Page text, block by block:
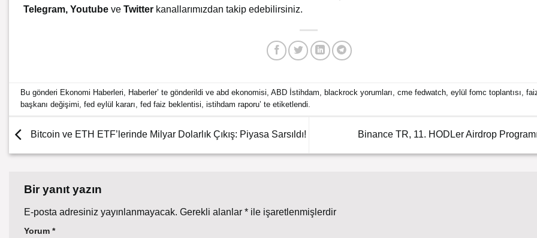
Telegram, Youtube ve Twitter kanallarımızdan takip edebilirsiniz.
Bu gönderi Ekonomi Haberleri, Haberler’ te gönderildi veabd ekonomisi,ABD İstihdam, blackrock yorumları,cme fedwatch,eylül fomc toplantısı,
başkanı değişimi,fed eylül kararı,fed faiz beklentisi,istihdam raporu’ te etiketlendi.
Bitcoin ve ETH ETF’lerinde Milyar Dolarlık Çıkış: Piyasa Sarsıldı! Binance TR, 11. HODLer Airdrop
Bir yanıt yazın
E-posta adresiniz yayınlanmayacak. Gerekli alanlar * ile işaretlenmişlerdir
Yorum *